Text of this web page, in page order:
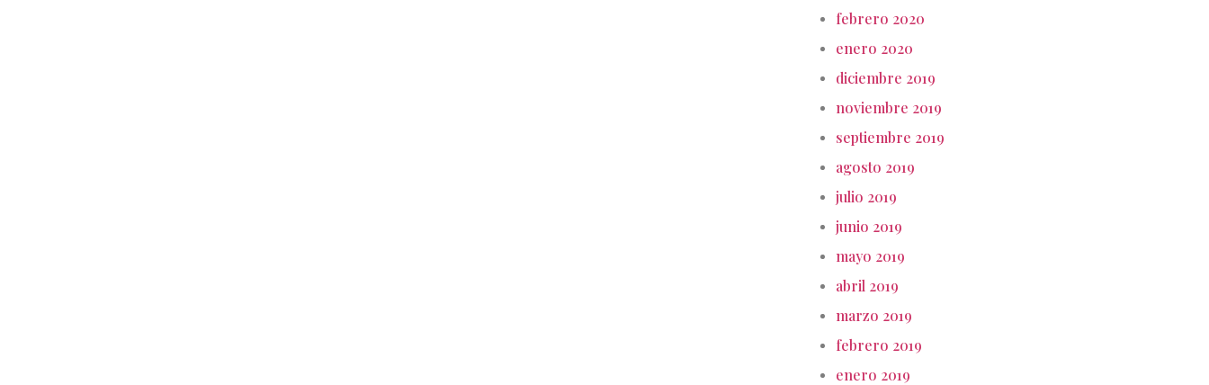
febrero 2020
enero 2020
diciembre 2019
noviembre 2019
septiembre 2019
agosto 2019
julio 2019
junio 2019
mayo 2019
abril 2019
marzo 2019
febrero 2019
enero 2019